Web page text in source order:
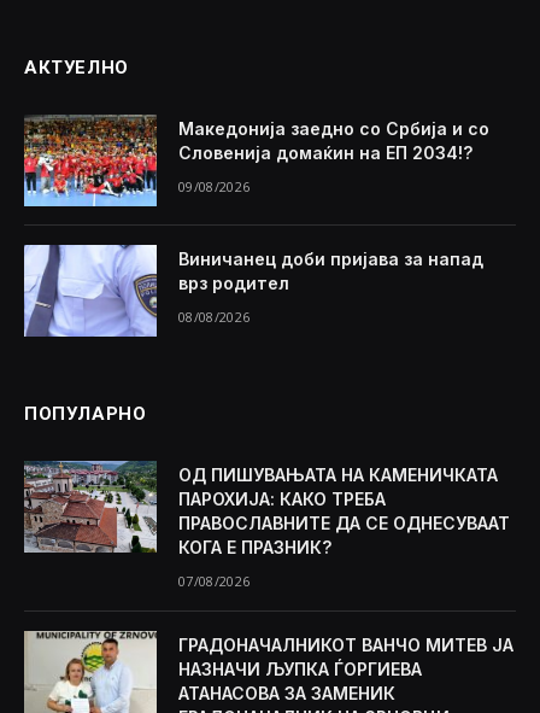
АКТУЕЛНО
Македонија заедно со Србија и со
Словенија домаќин на ЕП 2034!?
09/08/2026
Виничанец доби пријава за напад
врз родител
08/08/2026
ПОПУЛАРНО
ОД ПИШУВАЊАТА НА КАМЕНИЧКАТА
ПАРОХИЈА: КАКО ТРЕБА
ПРАВОСЛАВНИТЕ ДА СЕ ОДНЕСУВААТ
КОГА Е ПРАЗНИК?
07/08/2026
ГРАДОНАЧАЛНИКОТ ВАНЧО МИТЕВ ЈА
НАЗНАЧИ ЉУПКА ЃОРГИЕВА
АТАНАСОВА ЗА ЗАМЕНИК